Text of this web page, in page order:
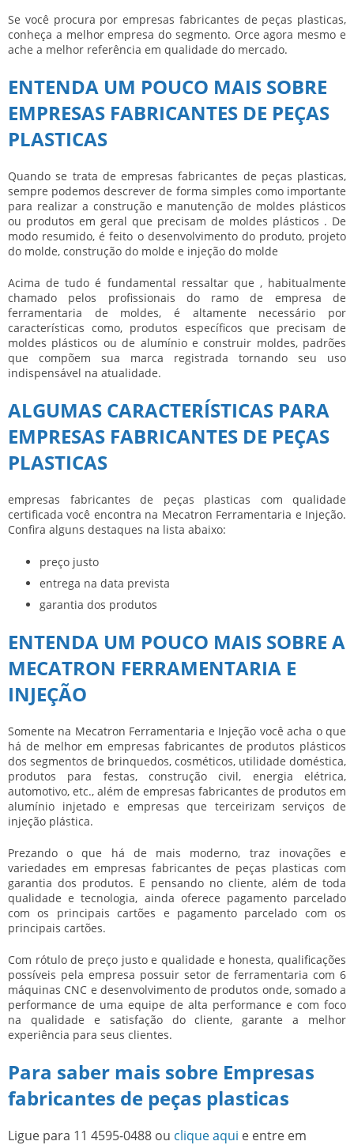
Se você procura por empresas fabricantes de peças plasticas,
conheça a melhor empresa do segmento. Orce agora mesmo e
ache a melhor referência em qualidade do mercado.
ENTENDA UM POUCO MAIS SOBRE
EMPRESAS FABRICANTES DE PEÇAS
PLASTICAS
Quando se trata de empresas fabricantes de peças plasticas,
sempre podemos descrever de forma simples como importante
para realizar a construção e manutenção de moldes plásticos
ou produtos em geral que precisam de moldes plásticos . De
modo resumido, é feito o desenvolvimento do produto, projeto
do molde, construção do molde e injeção do molde
Acima de tudo é fundamental ressaltar que , habitualmente
chamado pelos profissionais do ramo de empresa de
ferramentaria de moldes, é altamente necessário por
características como, produtos específicos que precisam de
moldes plásticos ou de alumínio e construir moldes, padrões
que compõem sua marca registrada tornando seu uso
indispensável na atualidade.
ALGUMAS CARACTERÍSTICAS PARA
EMPRESAS FABRICANTES DE PEÇAS
PLASTICAS
empresas fabricantes de peças plasticas com qualidade
certificada você encontra na Mecatron Ferramentaria e Injeção.
Confira alguns destaques na lista abaixo:
preço justo
entrega na data prevista
garantia dos produtos
ENTENDA UM POUCO MAIS SOBRE A
MECATRON FERRAMENTARIA E
INJEÇÃO
Somente na Mecatron Ferramentaria e Injeção você acha o que
há de melhor em empresas fabricantes de produtos plásticos
dos segmentos de brinquedos, cosméticos, utilidade doméstica,
produtos para festas, construção civil, energia elétrica,
automotivo, etc., além de empresas fabricantes de produtos em
alumínio injetado e empresas que terceirizam serviços de
injeção plástica.
Prezando o que há de mais moderno, traz inovações e
variedades em empresas fabricantes de peças plasticas com
garantia dos produtos. E pensando no cliente, além de toda
qualidade e tecnologia, ainda oferece pagamento parcelado
com os principais cartões e pagamento parcelado com os
principais cartões.
Com rótulo de preço justo e qualidade e honesta, qualificações
possíveis pela empresa possuir setor de ferramentaria com 6
máquinas CNC e desenvolvimento de produtos onde, somado a
performance de uma equipe de alta performance e com foco
na qualidade e satisfação do cliente, garante a melhor
experiência para seus clientes.
Para saber mais sobre Empresas
fabricantes de peças plasticas
Ligue para 11 4595-0488 ou clique aqui e entre em